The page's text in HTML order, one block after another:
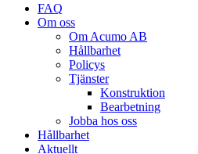
FAQ
Om oss
Om Acumo AB
Hållbarhet
Policys
Tjänster
Konstruktion
Bearbetning
Jobba hos oss
Hållbarhet
Aktuellt